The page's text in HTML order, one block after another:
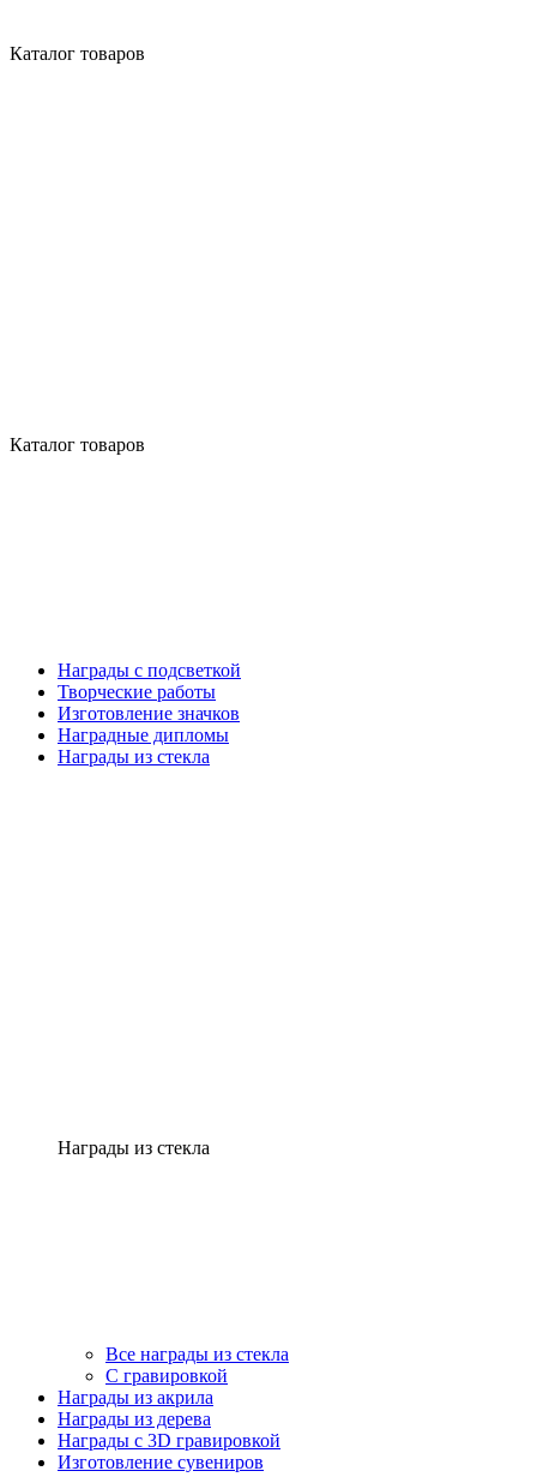
Каталог товаров
Каталог товаров
Награды с подсветкой
Творческие работы
Изготовление значков
Наградные дипломы
Награды из стекла
Награды из стекла
Все награды из стекла
С гравировкой
Награды из акрила
Награды из дерева
Награды с 3D гравировкой
Изготовление сувениров